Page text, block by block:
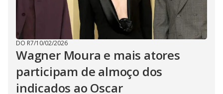
DO R7/10/02/2026
Wagner Moura e mais atores
participam de almoço dos
indicados ao Oscar